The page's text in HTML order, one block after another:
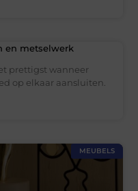
en metselwerk
prettigst wanneer
op elkaar aansluiten.
MEUBELS